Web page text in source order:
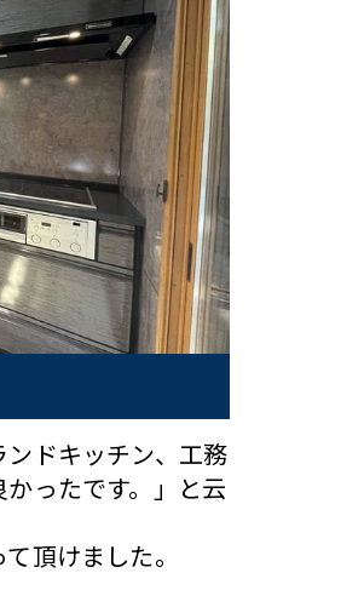
ドキッチン、工務
ったです。」と云
頂けました。